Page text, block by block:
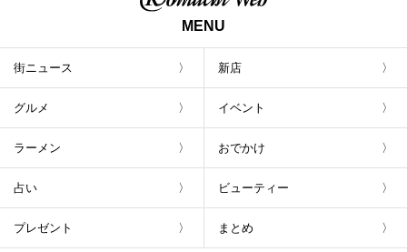
MENU
街ニュース 新店
グルメ イベント
ラーメン おでかけ
占い ビューティー
プレゼント まとめ